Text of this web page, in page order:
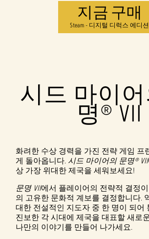
지금 구매
Steam - 디지털 디럭스 에디션
시드 마이
명® VII
화려한 수상 경력을 가진 전략 게임 프
게 돌아옵니다. 시드 마이어의 문명® VII
상 가장 위대한 제국을 세워보세요!
문명 VII에서 플레이어의 전략적 결정
의 고유한 문화적 계보를 결정합니다.
대한 전설적인 지도자 중 한 명이 되어
진보한 각 시대에 제국을 대표할 새로
나만의 이야기를 만들어 나가세요.